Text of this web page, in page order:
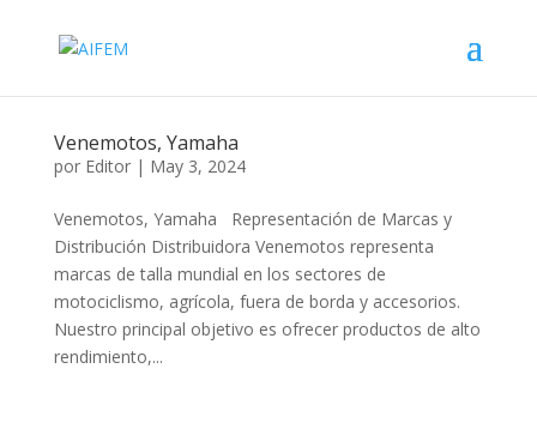
Venemotos, Yamaha
por Editor| May 3, 2024
Venemotos, Yamaha Representación de Marcas y
Distribución Distribuidora Venemotos representa
marcas de talla mundial en los sectores de
motociclismo, agrícola, fuera de borda y accesorios.
Nuestro principal objetivo es ofrecer productos de alto
rendimiento,...